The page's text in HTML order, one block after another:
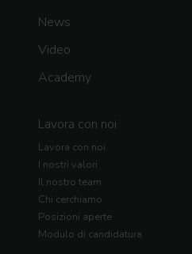
News
Video
Academy
Lavora con noi
Lavora con noi
I nostri valori
Il nostro team
Chi cerchiamo
Posizioni aperte
Modulo di candidatura